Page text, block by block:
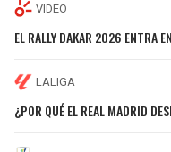
VIDEO
EL RALLY DAKAR 2026 ENTRA
LALIGA
¿POR QUÉ EL REAL MADRID